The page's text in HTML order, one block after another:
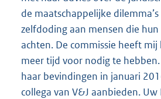
de maatschappelijke
zelfdoding aan mensen die
achten. De commissie heeft
meer tijd voor nodig te hebben.
haar bevindingen in januari
collega van V&J aanbieden. Uw